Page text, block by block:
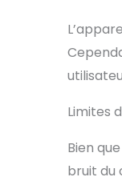
Limites
Bien
bruit du